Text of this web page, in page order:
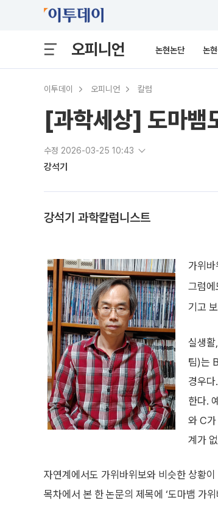
오피니언 논현논단 논
이투데이 오피니언 칼럼
[과학세상] 도마뱀
수정 2026-03-25 10:43
강석기
강석기 과학칼럼니스트
가위
그럼에
기고
실생활
팀)는
경우
한다.
와 C
계가
자연계에서도 가위바위보와 비슷한 상황이
목차에서 본 한 논문의 제목에 ‘도마뱀 가